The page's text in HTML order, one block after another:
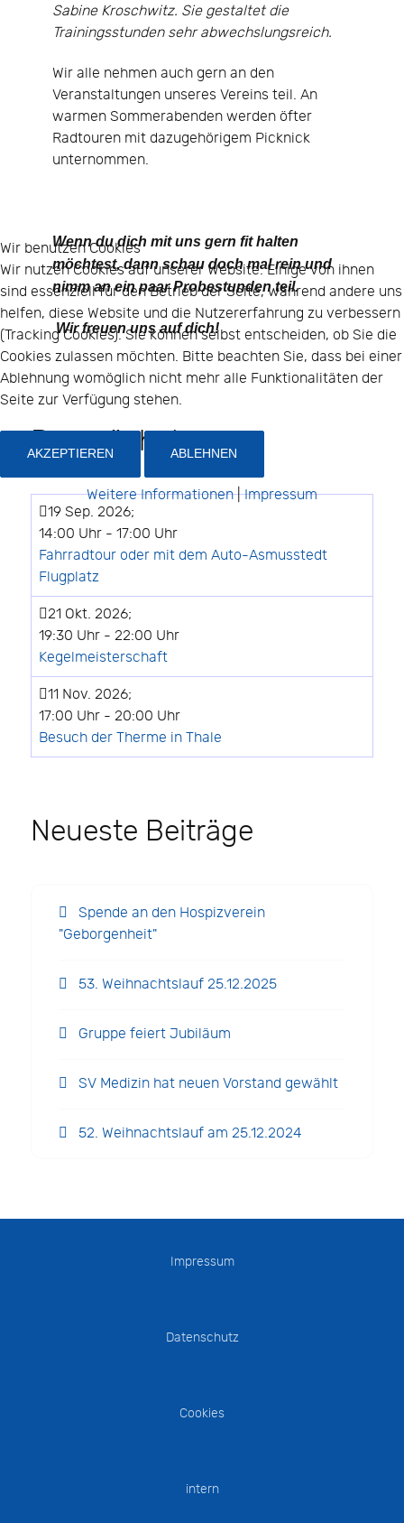
Sabine Kroschwitz. Sie gestaltet die
Trainingsstunden sehr abwechslungsreich.
Wir alle nehmen auch gern an den
Veranstaltungen unseres Vereins teil. An
warmen Sommerabenden werden öfter
Radtouren mit dazugehörigem Picknick
unternommen.
Wenn du dich mit uns gern fit halten
möchtest, dann schau doch mal rein und
nimm an ein paar Probestunden teil.
Wir freuen uns auf dich!
Demnächst
19 Sep. 2026;
14:00 Uhr - 17:00 Uhr
Fahrradtour oder mit dem Auto-Asmusstedt
Flugplatz
21 Okt. 2026;
19:30 Uhr - 22:00 Uhr
Kegelmeisterschaft
11 Nov. 2026;
17:00 Uhr - 20:00 Uhr
Besuch der Therme in Thale
Neueste Beiträge
Spende an den Hospizverein
"Geborgenheit"
53. Weihnachtslauf 25.12.2025
Gruppe feiert Jubiläum
SV Medizin hat neuen Vorstand gewählt
52. Weihnachtslauf am 25.12.2024
Impressum
Datenschutz
Cookies
intern
Wir benutzen Cookies
Wir nutzen Cookies auf unserer Website. Einige von ihnen
sind essenziell für den Betrieb der Seite, während andere uns
helfen, diese Website und die Nutzererfahrung zu verbessern
(Tracking Cookies). Sie können selbst entscheiden, ob Sie die
Cookies zulassen möchten. Bitte beachten Sie, dass bei einer
Ablehnung womöglich nicht mehr alle Funktionalitäten der
Seite zur Verfügung stehen.
AKZEPTIEREN ABLEHNEN
Weitere Informationen|Impressum